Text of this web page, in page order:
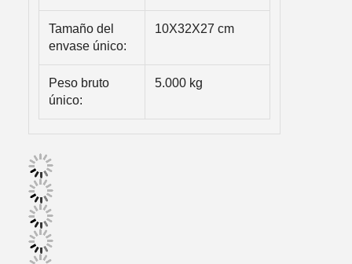
Tamaño del
envase único:
10X32X27 cm
Peso bruto
único:
5.000 kg